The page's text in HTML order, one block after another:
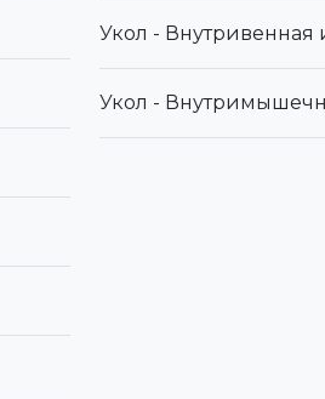
Укол - Внутривенная
Укол -